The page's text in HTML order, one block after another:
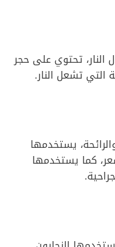
تحتوي على حجر
التي تشعل النار.
يستخدمها
كما يستخدمها